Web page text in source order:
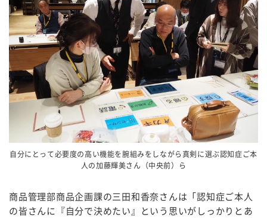
自分にとって必要度の高い機能を腕組みをしながら真剣に選ぶ認知症ご本
人の加藤輝美さん（中央前）ら
商品管理部商品企画課の三田和香奈さんは「認知症ご本人
の皆さんに『自分で決めたい』という思いがしっかりとあ